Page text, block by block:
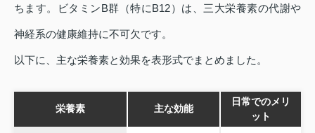
ちます。ビタミンB群（特にB12）は、三大栄養素の代謝や
神経系の健康維持に不可欠です。
以下に、主な栄養素と効果を表形式でまとめました。
栄養素 主な効能
日常でのメリ
ット